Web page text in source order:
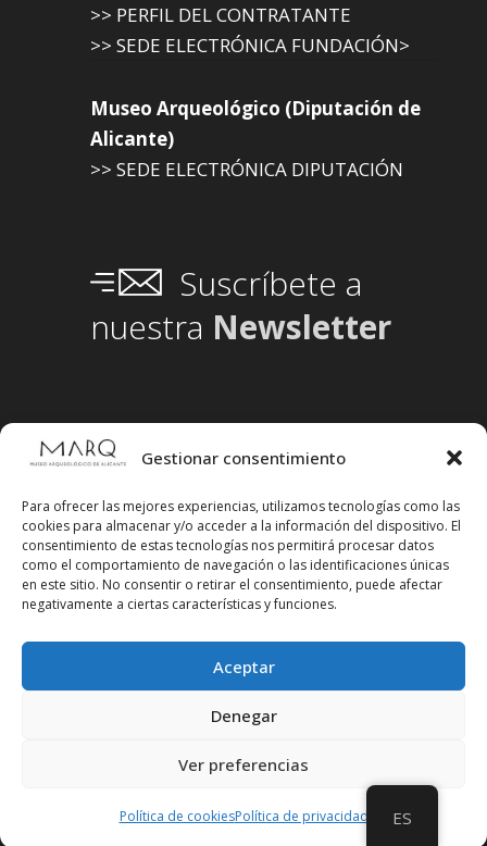
Gestionar consentimiento
Para ofrecer las mejores experiencias, utilizamos tecnologías como las
cookies para almacenar y/o acceder a la información del dispositivo. El
consentimiento de estas tecnologías nos permitirá procesar datos
como el comportamiento de navegación o las identificaciones únicas
en este sitio. No consentir o retirar el consentimiento, puede afectar
negativamente a ciertas características y funciones.
Aceptar
Denegar
Ver preferencias
Política de cookiesPolítica de privacidad
>> PERFIL DEL CONTRATANTE
>> SEDE ELECTRÓNICA FUNDACIÓN>
Museo Arqueológico (Diputación de
Alicante)
>> SEDE ELECTRÓNICA DIPUTACIÓN
Suscríbete a
nuestra Newsletter
Síguenos en redes sociales
ES